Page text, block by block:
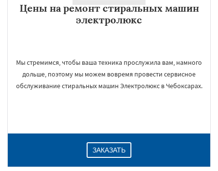
Цены на ремонт стиральных машин
электролюкс
Мы стремимся, чтобы ваша техника прослужила вам, намного
дольше, поэтому мы можем вовремя провести сервисное
обслуживание стиральных машин Электролюкс в Чебоксарах.
ЗАКАЗАТЬ